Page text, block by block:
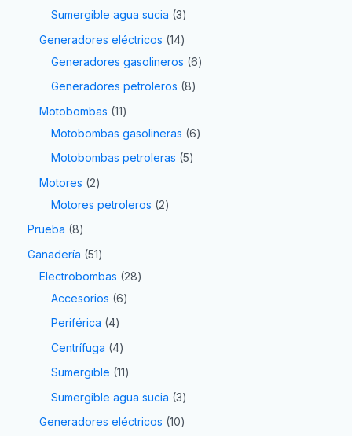
Sumergible agua sucia 3
Generadores eléctricos 14
Generadores gasolineros 6
Generadores petroleros 8
Motobombas 11
Motobombas gasolineras 6
Motobombas petroleras 5
Motores
2
Motores petroleros
2
Prueba 8
Ganadería 51
Electrobombas
28
Accesorios 6
Periférica 4
Centrífuga 4
Sumergible 11
Sumergible agua sucia 3
Generadores eléctricos 10